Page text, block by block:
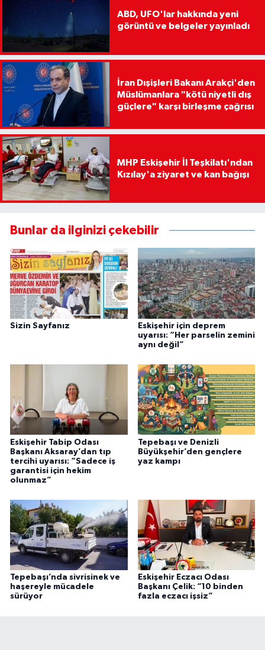
ABD, UFO'lar hakkında yeni
görüntü ve belgeler yayınladı
İran Dışişleri Bakanı Arakçi'den
Müslümanlara "kötü niyetli dış
güçlere" karşı birleşme çağrısı
MHP Eskişehir İl Teşkilatı'ndan
Kızılay'a ziyaret ve kan bağışı
Bunlar da ilginizi çekebilir
Sizin Sayfanız
Eskişehir için deprem
uyarısı: “Her parselin zemini
aynı değil”
Eskişehir Tabip Odası
Başkanı Aksaray’dan tıp
tercihi uyarısı: “Sadece iş
garantisi için hekim
olunmaz”
Tepebaşı ve Denizli
Büyükşehir’den gençlere
yaz kampı
Tepebaşı’nda sivrisinek ve
haşereyle mücadele
sürüyor
Eskişehir Eczacı Odası
Başkanı Çelik: “10 binden
fazla eczacı işsiz”